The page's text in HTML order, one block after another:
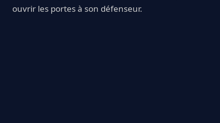
ouvrir les portes à son défenseur.